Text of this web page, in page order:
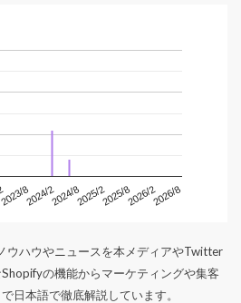
2026/8
2026/2
2025/8
2025/2
2024/8
2024/2
8
ウハウやニュースを本メディアやTwitter
の機能からマーケティングや集客
日本語で徹底解説しています。